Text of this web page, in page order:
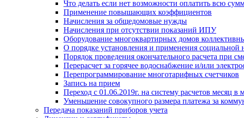
Что делать если нет возможности оплатить всю
Применение повышающих коэффициентов
Начисления за общедомовые нужды
Начисления при отсутствии показаний ИПУ
Оборудование многоквартирных домов
О порядке установления и применения социальной
Порядок проведения окончательного расчета при
Перерасчет за горячее водоснабжение и/или
Перепрограммирование многотарифных счетчиков
Запись на прием
Переход с 01.06.2019г. на систему расчетов месяц
Уменьшение совокупного размера платежа за
Передача показаний приборов учета